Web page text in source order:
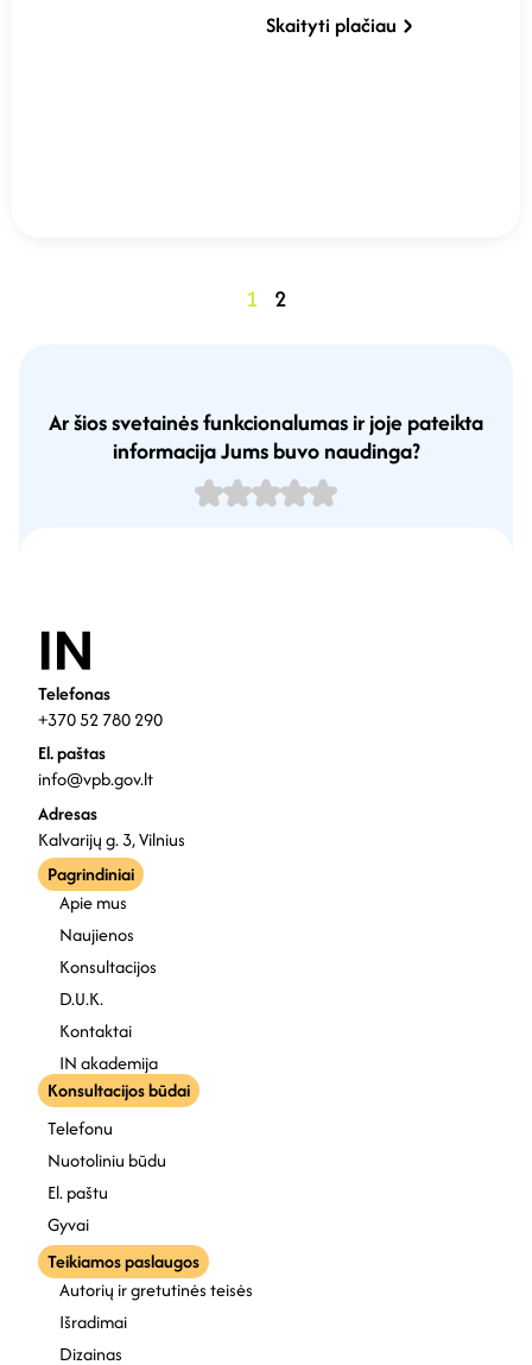
Skaityti plačiau
1 2
Ar šios svetainės funkcionalumas ir joje pateikta
informacija Jums buvo naudinga?
Telefonas
+370 52 780 290
El. paštas
info@vpb.gov.lt
Adresas
Kalvarijų g. 3, Vilnius
Pagrindiniai
Apie mus
Naujienos
Konsultacijos
D.U.K.
Kontaktai
IN akademija
Konsultacijos būdai
Telefonu
Nuotoliniu būdu
El. paštu
Gyvai
Teikiamos paslaugos
Autorių ir gretutinės teisės
Išradimai
Dizainas